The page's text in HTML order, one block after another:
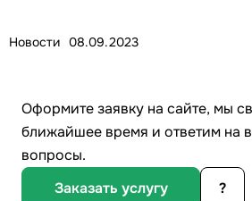
Новости 08.09.2023
Оформите заявку на сайте, мы
ближайшее время и ответим на
вопросы.
Заказать услугу
?